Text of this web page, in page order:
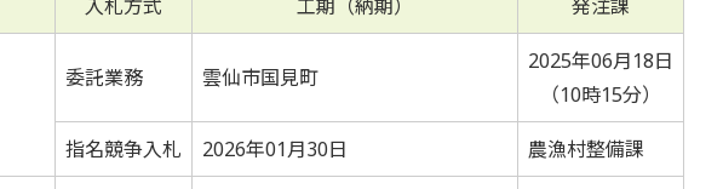
入札方式 工期（納期） 発注課
委託業務 雲仙市国見町
2025年06月18日
（10時15分）
指名競争入札 2026年01月30日 農漁村整備課